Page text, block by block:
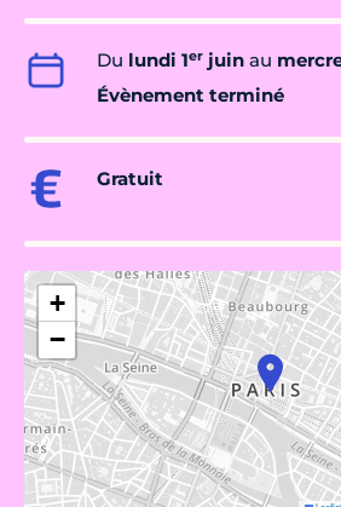
Du lundi 1er juin au
Évènement terminé
Gratuit
+
−